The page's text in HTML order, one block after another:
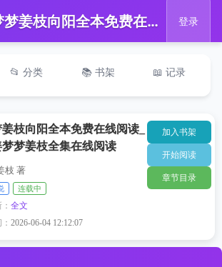
📖 姜梦梦姜枝向阳全本免费在线阅读_向阳姜梦梦姜枝全集在线阅读 登录
📂 分类 📚 书架 📖 记录
枝向阳全本免费在线阅读_
梦梦姜枝全集在线阅读
枝 著
连载中
：全文
：2026-06-04 12:12:07
加入书架
开始阅读
章节目录